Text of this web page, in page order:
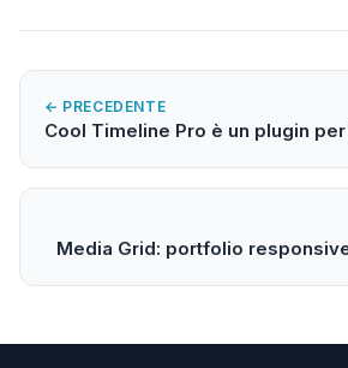
← PRECEDENTE
Cool Timeline Pro è un plugin
Media Grid: portfolio